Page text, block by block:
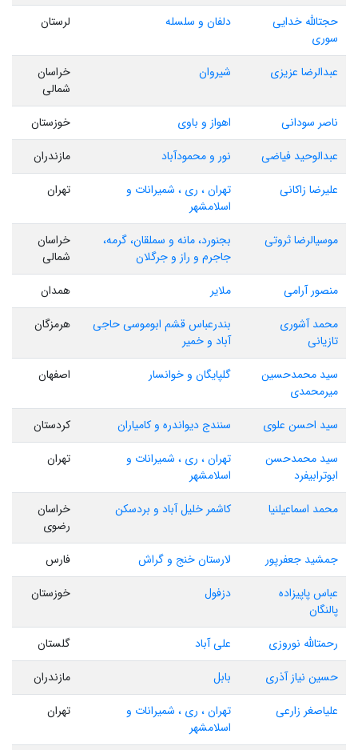
حجتالله خدایی
سوری
دلفان و سلسله لرستان
عبدالرضا عزیزی شیروان
خراسان
شمالی
ناصر سودانی
اهواز و باوی
خوزستان
عبدالوحید فیاضی
نور و محمودآباد
مازندران
علیرضا زاکانی
تهران ، ری ، شمیرانات و
اسلامشهر
تهران
موسیالرضا ثروتی
بجنورد، مانه و سملقان، گرمه،
جاجرم و راز و جرگلان
خراسان
شمالی
منصور آرامی
ملایر
همدان
محمد آشوری
تازیانی
بندرعباس قشم ابوموسی حاجی
آباد و خمیر
هرمزگان
سید محمدحسین
میرمحمدی
گلپایگان و خوانسار اصفهان
سید احسن علوی سنندج دیواندره و کامیاران
کردستان
سید محمدحسن
ابوترابیفرد
تهران ، ری ، شمیرانات و
اسلامشهر
تهران
محمد اسماعیلنیا کاشمر خلیل آباد و بردسکن
خراسان
رضوی
جمشید جعفرپور
لارستان خنج و گراش
فارس
عباس پاپیزاده
پالنگان
دزفول خوزستان
رحمتالله نوروزی علی آباد
گلستان
حسین نیاز آذری
بابل
مازندران
علیاصغر زارعی
تهران ، ری ، شمیرانات و
اسلامشهر
تهران